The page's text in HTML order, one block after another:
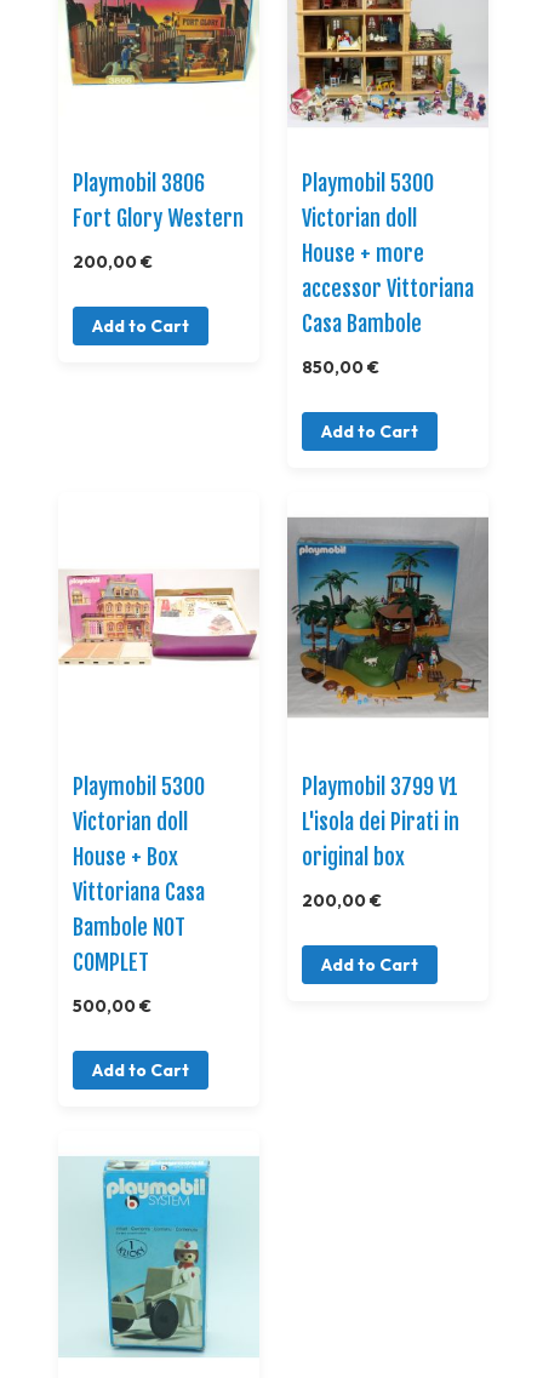
Playmobil 3806
Fort Glory Western
200,00 €
Add to Cart
Playmobil 5300
Victorian doll
House + more
accessor Vittoriana
Casa Bambole
850,00 €
Add to Cart
Playmobil 5300
Victorian doll
House + Box
Vittoriana Casa
Bambole NOT
COMPLET
500,00 €
Add to Cart
Playmobil 3799 V1
L'isola dei Pirati in
original box
200,00 €
Add to Cart